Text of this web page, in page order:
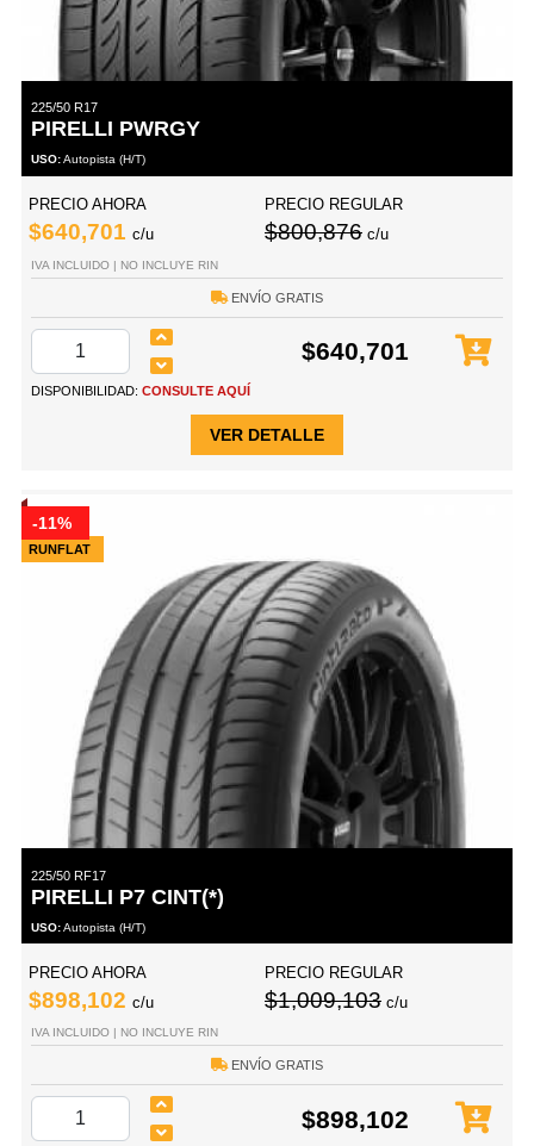
225/50 R17
PIRELLI PWRGY
USO:Autopista (H/T)
PRECIO AHORA
$640,701 c/u
PRECIO REGULAR
$800,876 c/u
IVA INCLUIDO | NO INCLUYE RIN
ENVÍO GRATIS
$640,701
DISPONIBILIDAD: CONSULTE AQUÍ
VER DETALLE
RUNFLAT
-11%
225/50 RF17
PIRELLI P7 CINT(*)
USO:Autopista (H/T)
PRECIO AHORA
$898,102 c/u
PRECIO REGULAR
$1,009,103 c/u
IVA INCLUIDO | NO INCLUYE RIN
ENVÍO GRATIS
$898,102